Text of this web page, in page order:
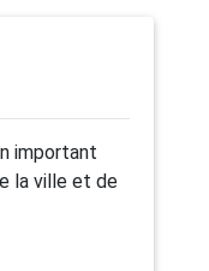
important
la ville et de